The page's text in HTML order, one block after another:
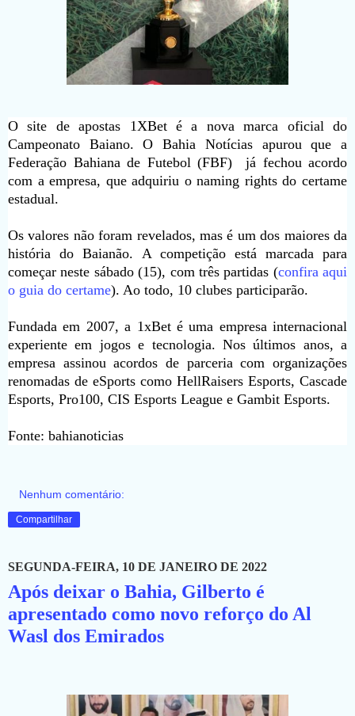
O site de apostas 1XBet é a nova marca oficial do
Campeonato Baiano. O Bahia Notícias apurou que a
Federação Bahiana de Futebol (FBF) já fechou acordo
com a empresa, que adquiriu o naming rights do certame
estadual.
Os valores não foram revelados, mas é um dos maiores da
história do Baianão. A competição está marcada para
começar neste sábado (15), com três partidas (confira aqui
o guia do certame). Ao todo, 10 clubes participarão.
Fundada em 2007, a 1xBet é uma empresa internacional
experiente em jogos e tecnologia. Nos últimos anos, a
empresa assinou acordos de parceria com organizações
renomadas de eSports como HellRaisers Esports, Cascade
Esports, Pro100, CIS Esports League e Gambit Esports.
Fonte: bahianoticias
Nenhum comentário:
Compartilhar
SEGUNDA-FEIRA, 10 DE JANEIRO DE 2022
Após deixar o Bahia, Gilberto é
apresentado como novo reforço do Al
Wasl dos Emirados